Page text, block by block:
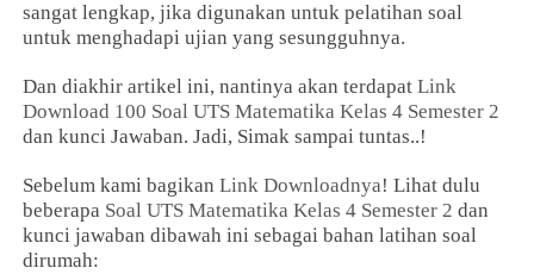
sangat lengkap, jika digunakan untuk pelatihan soal
untuk menghadapi ujian yang sesungguhnya.
Dan diakhir artikel ini, nantinya akan terdapatLink
Download 100 Soal UTS Matematika Kelas 4 Semester 2
dan kunci Jawaban. Jadi, Simak sampai tuntas..!
Sebelum kami bagikanLink Downloadnya! Lihat dulu
beberapa Soal UTS Matematika Kelas 4 Semester 2 dan
kunci jawaban dibawah ini sebagai bahan latihan soal
dirumah: